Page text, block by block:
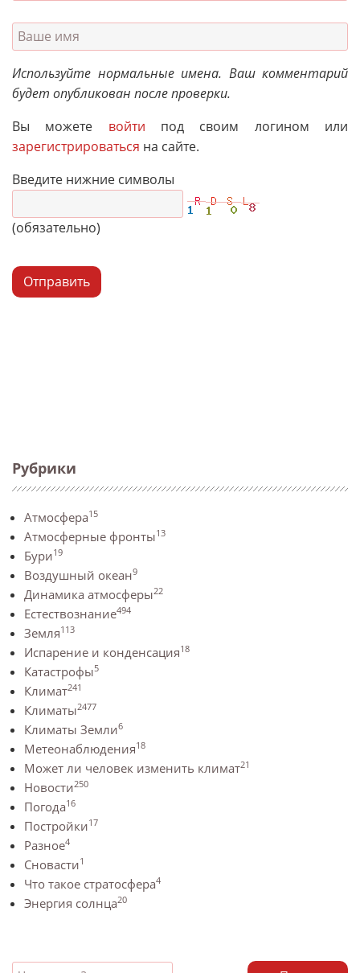
Рубрики
Атмосфера15
Атмосферные фронты13
Бури19
Воздушный океан9
Динамика атмосферы22
Естествознание494
Земля113
Испарение и конденсация18
Катастрофы5
Климат241
Климаты2477
Климаты Земли6
Метеонаблюдения18
Может ли человек изменить климат21
Новости250
Погода16
Постройки17
Разное4
Сновасти1
Что такое стратосфера4
Энергия солнца20
Используйте нормальные имена. Ваш комментарий
будет опубликован после проверки.
Вы можете войти под своим логином или
зарегистрироваться на сайте.
Введите нижние символы
(обязательно)
Отправить